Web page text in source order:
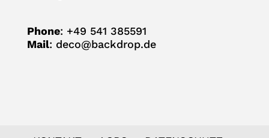
Phone: +49 541 385591
Mail: deco@backdrop.de